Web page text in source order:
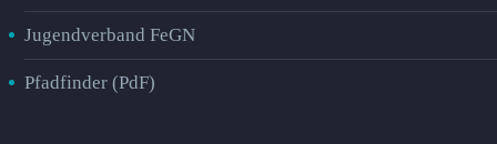
Jugendverband FeGN
Pfadfinder (PdF)